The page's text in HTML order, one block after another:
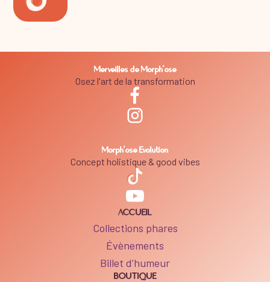
Merveilles de Morph'ose
Osez l'art de la transformation
Morph'ose Evolution
Concept holistique & good vibes
ACCUEIL
Collections phares
Évènements
Billet d’humeur
BOUTIQUE